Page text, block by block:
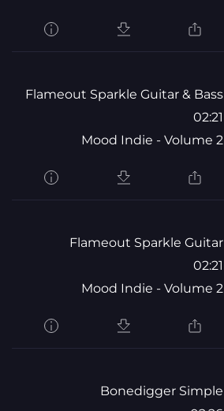
Flameout Sparkle Guitar & Bass
02:21
Mood Indie - Volume 2
Flameout Sparkle Guitar
02:21
Mood Indie - Volume 2
Bonedigger Simple